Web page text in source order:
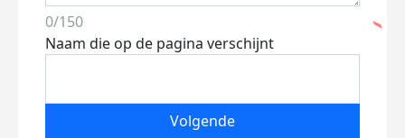
0/150
Naam die op de pagina verschijnt
Volgende